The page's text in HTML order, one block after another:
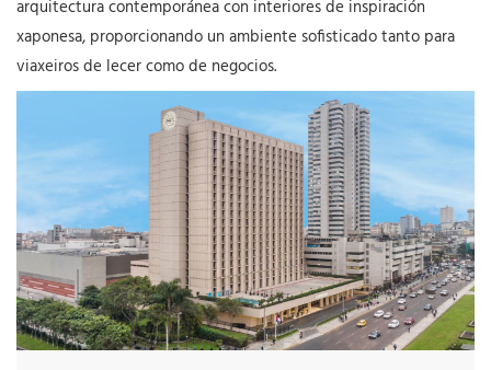
arquitectura contemporánea con interiores de inspiración
xaponesa, proporcionando un ambiente sofisticado tanto para
viaxeiros de lecer como de negocios.